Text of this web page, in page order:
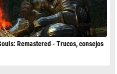
Remastered - Trucos, consejos